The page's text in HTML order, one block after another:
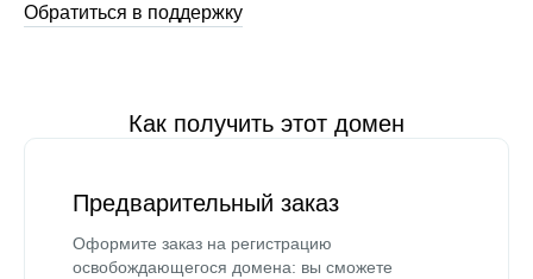
Обратиться в поддержку
Как получить этот домен
Предварительный заказ
Оформите заказ на регистрацию
освобождающегося домена: вы сможете